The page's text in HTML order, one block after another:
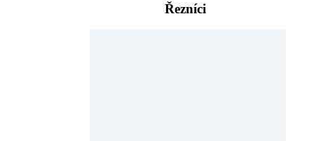
Řezníci